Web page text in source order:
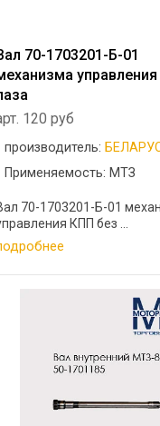
70-1703201-Б-01
120 руб
производитель:
Применяемость: МТЗ
70-1703201-Б-01
КПП без ...